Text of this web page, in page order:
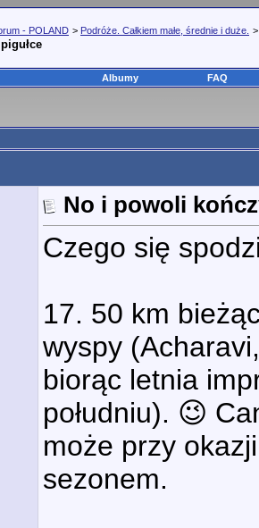
- POLAND > Podróże. Całkiem małe, średnie i duże.
Albumy FAQ
No i powoli
Czego się
17. 50 km
wyspy
biorąc letnia
południu). 😉
może przy
sezonem.